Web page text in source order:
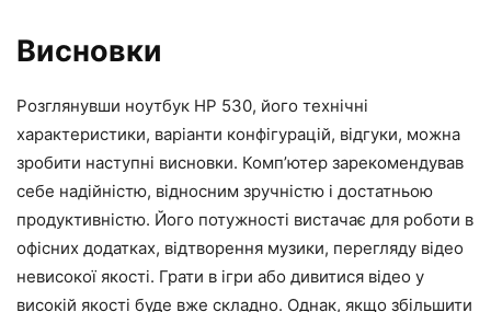
Висновки
Розглянувши ноутбук HP 530, його технічні
характеристики, варіанти конфігурацій, відгуки, можна
зробити наступні висновки. Комп’ютер зарекомендував
себе надійністю, відносним зручністю і достатньою
продуктивністю. Його потужності вистачає для роботи в
офісних додатках, відтворення музики, перегляду відео
невисокої якості. Грати в ігри або дивитися відео у
високій якості буде вже складно. Однак, якщо збільшити